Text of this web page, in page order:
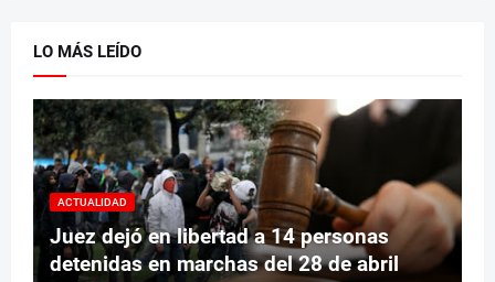
LO MÁS LEÍDO
ACTUALIDAD
Juez dejó en libertad a 14 personas
detenidas en marchas del 28 de abril